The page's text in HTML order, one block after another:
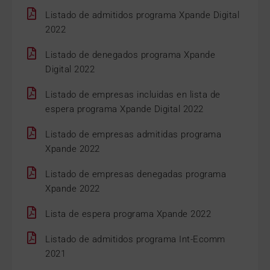
Listado de admitidos programa Xpande Digital
2022
Listado de denegados programa Xpande
Digital 2022
Listado de empresas incluidas en lista de
espera programa Xpande Digital 2022
Listado de empresas admitidas programa
Xpande 2022
Listado de empresas denegadas programa
Xpande 2022
Lista de espera programa Xpande 2022
Listado de admitidos programa Int-Ecomm
2021